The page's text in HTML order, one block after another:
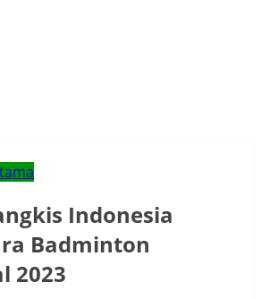
Indonesia
Badminton
2023